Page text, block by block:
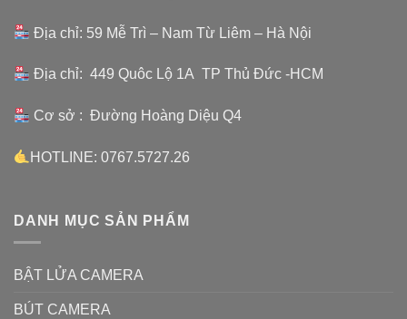
Địa chỉ: 59 Mễ Trì – Nam Từ Liêm – Hà Nội
Địa chỉ: 449 Quôc Lộ 1A TP Thủ Đức -HCM
Cơ sở : Đường Hoàng Diệu Q4
HOTLINE: 0767.5727.26
DANH MỤC SẢN PHẨM
BẬT LỬA CAMERA
BÚT CAMERA